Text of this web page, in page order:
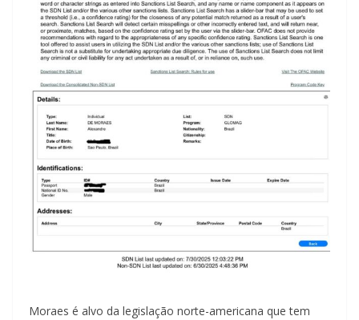
Moraes é alvo da legislação norte-americana que tem